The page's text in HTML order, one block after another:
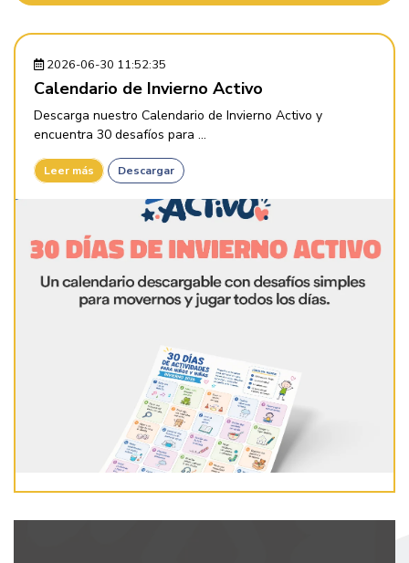
2026-06-30 11:52:35
Calendario de Invierno Activo
Descarga nuestro Calendario de Invierno Activo y
encuentra 30 desafíos para ...
Leer más Descargar